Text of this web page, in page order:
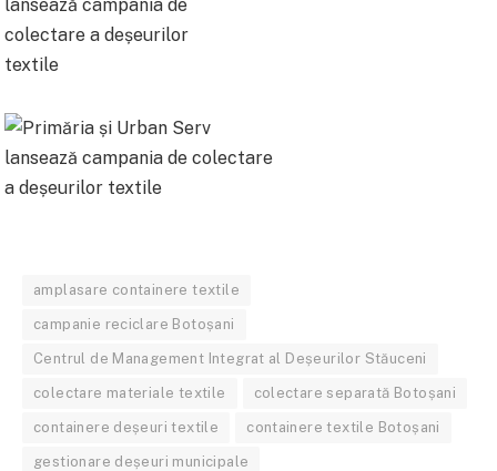
amplasare containere textile
campanie reciclare Botoșani
Centrul de Management Integrat al Deșeurilor Stăuceni
colectare materiale textile colectare separată Botoșani
containere deșeuri textile containere textile Botoșani
gestionare deșeuri municipale